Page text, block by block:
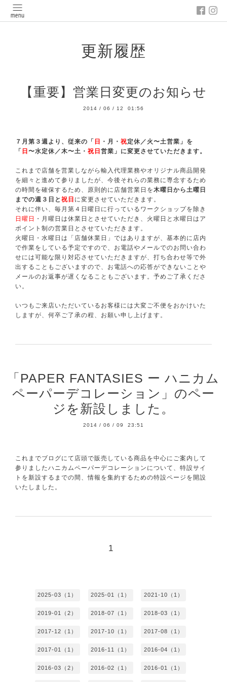
更新履歴
【重要】営業日変更のお知らせ
2014 / 06 / 12 01:56
７月第３週より、従来の「 日 ・月・祝定休／火〜土営業」を
「 日〜水定休／木〜土・祝日営業」に変更させていただきます。
これまで店舗を営業しながら輸入代理業務やオリジナル商品開発
を細々と進めて参りましたが、今後それらの業務に専念するため
の時間を確保するため、原則的に店舗営業日を木曜日から土曜日
までの週３日と祝日 に変更させていただきます。
それに伴い、毎月第４日曜日に行っているワークショップを除き
日曜日
・月曜日は休業日とさせていただき、火曜日と水曜日はア
ポイント制の営業日とさせていただきます。
火曜日・水曜日は「店舗休業日」ではありますが、基本的に店内
で作業をしている予定ですので、お電話やメールでのお問い合わ
せには可能な限り対応させていただきますが、打ち合わせ等で外
出することもございますので、お電話への応答ができないことや
メールのお返事が遅くなることもございます。予めご了承くださ
い。
いつもご来店いただいているお客様には大変ご不便をおかけいた
しますが、何卒ご了承の程、お願い申し上げます。
「PAPER FANTASIES ー ハニカム
ペーパーデコレーション」のペー
ジを新設しました。
2014 / 06 / 09 23:51
これまでブログにて店頭で販売している商品を中心にご案内して
参りましたハニカムペーパーデコレーションについて、特設サイ
トを新設するまでの間、情報を集約するための特設ページ を開設
いたしました。
1
2025-03（1） 2025-01（1） 2021-10（1）
2019-01（2） 2018-07（1） 2018-03（1）
2017-12（1） 2017-10（1） 2017-08（1）
2017-01（1） 2016-11（1） 2016-04（1）
2016-03（2） 2016-02（1） 2016-01（1）